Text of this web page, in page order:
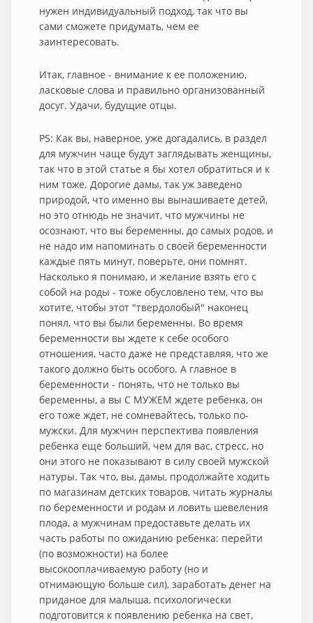
нужен индивидуальный подход, так что вы
сами сможете придумать, чем ее
заинтересовать.
Итак, главное - внимание к ее положению,
ласковые слова и правильно организованный
досуг. Удачи, будущие отцы.
PS: Как вы, наверное, уже догадались, в раздел
для мужчин чаще будут заглядывать женщины,
так что в этой статье я бы хотел обратиться и к
ним тоже. Дорогие дамы, так уж заведено
природой, что именно вы вынашиваете детей,
но это отнюдь не значит, что мужчины не
осознают, что вы беременны, до самых родов, и
не надо им напоминать о своей беременности
каждые пять минут, поверьте, они помнят.
Насколько я понимаю, и желание взять его с
собой на роды - тоже обусловлено тем, что вы
хотите, чтобы этот "твердолобый" наконец
понял, что вы были беременны. Во время
беременности вы ждете к себе особого
отношения, часто даже не представляя, что же
такого должно быть особого. А главное в
беременности - понять, что не только вы
беременны, а вы С МУЖЕМ ждете ребенка, он
его тоже ждет, не сомневайтесь, только по-
мужски. Для мужчин перспектива появления
ребенка еще больший, чем для вас, стресс, но
они этого не показывают в силу своей мужской
натуры. Так что, вы, дамы, продолжайте ходить
по магазинам детских товаров, читать журналы
по беременности и родам и ловить шевеления
плода, а мужчинам предоставьте делать их
часть работы по ожиданию ребенка: перейти
(по возможности) на более
высокооплачиваемую работу (но и
отнимающую больше сил), заработать денег на
приданое для малыша, психологически
подготовится к появлению ребенка на свет,